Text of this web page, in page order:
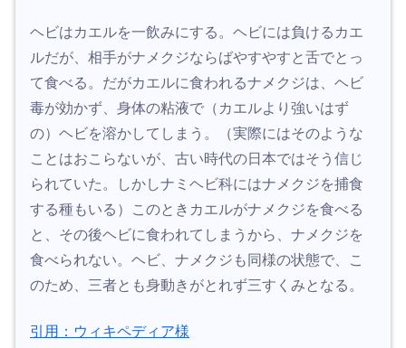
ヘビはカエルを一飲みにする。ヘビには負けるカエ
ルだが、相手がナメクジならばやすやすと舌でとっ
て食べる。だがカエルに食われるナメクジは、ヘビ
毒が効かず、身体の粘液で（カエルより強いはず
の）ヘビを溶かしてしまう。（実際にはそのような
ことはおこらないが、古い時代の日本ではそう信じ
られていた。しかしナミヘビ科にはナメクジを捕食
する種もいる）このときカエルがナメクジを食べる
と、その後ヘビに食われてしまうから、ナメクジを
食べられない。ヘビ、ナメクジも同様の状態で、こ
のため、三者とも身動きがとれず三すくみとなる。
引用：ウィキペディア様